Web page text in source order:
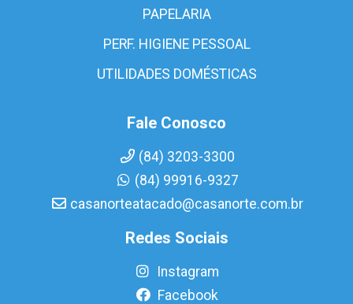
PAPELARIA
PERF. HIGIENE PESSOAL
UTILIDADES DOMÉSTICAS
Fale Conosco
(84) 3203-3300
(84) 99916-9327
casanorteatacado@casanorte.com.br
Redes Sociais
Instagram
Facebook